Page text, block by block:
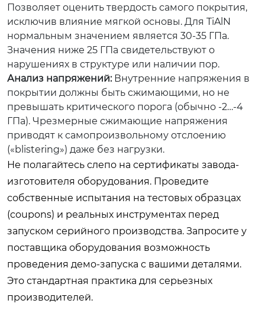
Позволяет оценить твердость самого покрытия,
исключив влияние мягкой основы. Для TiAlN
нормальным значением является 30-35 ГПа.
Значения ниже 25 ГПа свидетельствуют о
нарушениях в структуре или наличии пор.
Анализ напряжений:Внутренние напряжения в
покрытии должны быть сжимающими, но не
превышать критического порога (обычно -2…-4
ГПа). Чрезмерные сжимающие напряжения
приводят к самопроизвольному отслоению
(«blistering») даже без нагрузки.
Не полагайтесь слепо на сертификаты завода-
изготовителя оборудования. Проведите
собственные испытания на тестовых образцах
(coupons) и реальных инструментах перед
запуском серийного производства. Запросите у
поставщика оборудования возможность
проведения демо-запуска с вашими деталями.
Это стандартная практика для серьезных
производителей.